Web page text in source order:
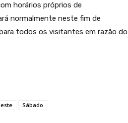
horários próprios de
normalmente neste fim de
todos os visitantes em razão do
Sábado